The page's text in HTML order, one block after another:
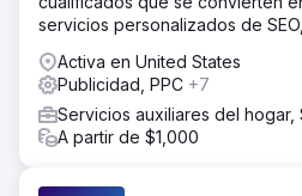
del 65 % de todas las
de recaudación de fondos de la
Ir a la página de
servicios personalizados de
Activa en United States
Publicidad, PPC +7
Servicios auxiliares del hogar,
A partir de $1,000